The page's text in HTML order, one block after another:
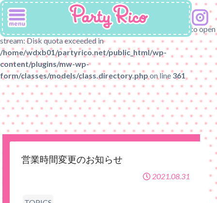
Warning
: fopen(/home/wdxb01/partyrico.net/public_html/wp-
content/uploads/mw-wp-form_uploads/.htaccess): Failed to open
stream: Disk quota exceeded in
/home/wdxb01/partyrico.net/public_html/wp-
content/plugins/mw-wp-
form/classes/models/class.directory.phpon line361
営業時間変更のお知らせ
2021.08.31